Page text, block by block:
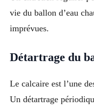
vie du ballon d’eau
imprévues.
Détartrage du
Le calcaire est l’une
Un détartrage